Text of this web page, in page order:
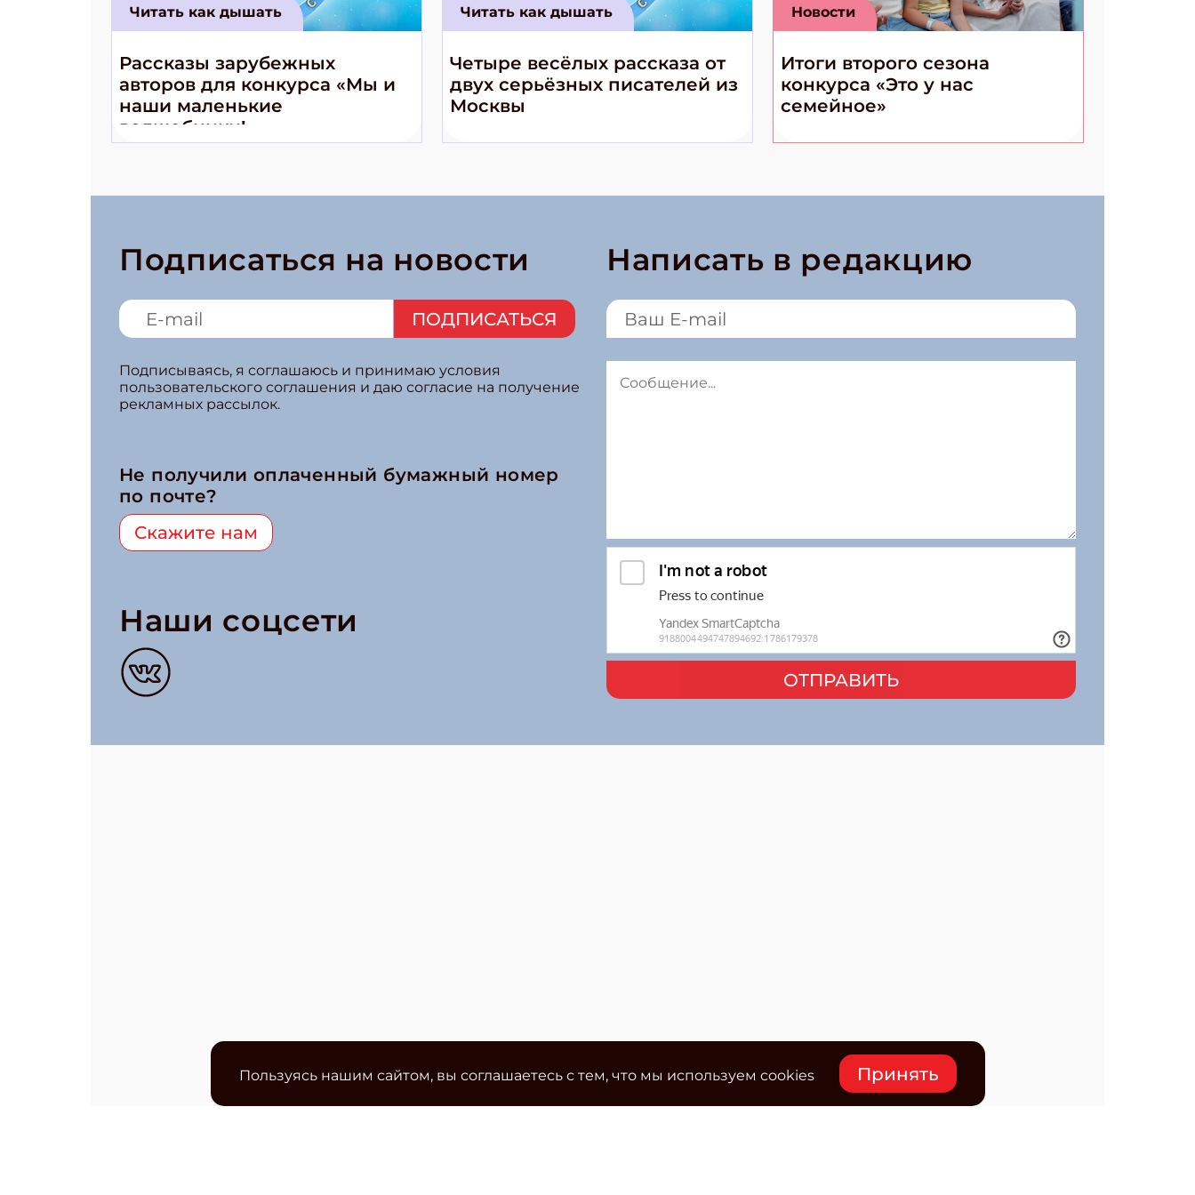
Читать как дышать
Рассказы зарубежных
авторов для конкурса «Мы и
наши маленькие
волшебники!»
Читать как дышать
Четыре весёлых рассказа от
двух серьёзных писателей из
Москвы
Новости
Итоги второго сезона
конкурса «Это у нас
семейное»
Подписаться на новости
ПОДПИСАТЬСЯ
Подписываясь, я соглашаюсь и принимаю условия
пользовательского соглашения и даю согласие на получение
рекламных рассылок.
Не получили оплаченный бумажный номер
по почте?
Скажите нам
Наши соцсети
Написать в редакцию
ОТПРАВИТЬ
Пользуясь нашим сайтом, вы соглашаетесь с тем, что мы используем cookies Принять